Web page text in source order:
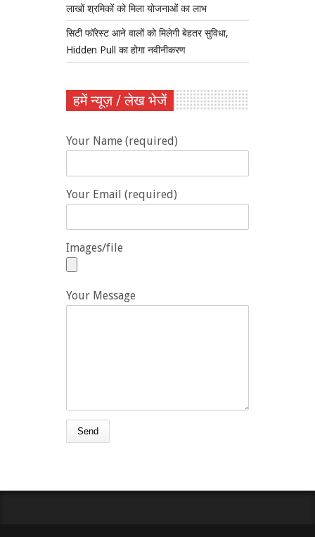
लाखों श्रमिकों को मिला योजनाओं का लाभ
सिटी फॉरेस्ट आने वालों को मिलेगी बेहतर सुविधा,
Hidden Pull का होगा नवीनीकरण
हमें न्यूज़ / लेख भेजें
Your Name (required)
Your Email (required)
Images/file
Your Message